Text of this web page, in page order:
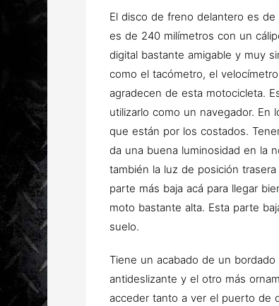
El disco de freno delantero es
es de 240 milímetros con un
digital bastante amigable y muy
como el tacómetro, el
agradecen de esta motocicleta.
utilizarlo como un navegador.
que están por los costados.
da una buena luminosidad en la
también la luz de posición
parte más baja acá para llegar
moto bastante alta. Esta parte
suelo.
Tiene un acabado de un
antideslizante y el otro más
acceder tanto a ver el puerto de